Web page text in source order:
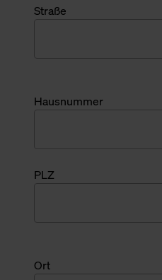
Straße
Hausnummer
PLZ
Ort